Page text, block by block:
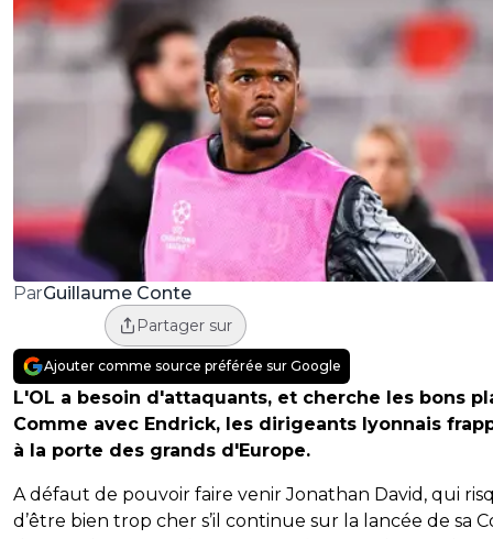
ParGuillaume Conte
Partager sur
Ajouter comme source préférée sur Google
L'OL a besoin d'attaquants, et cherche les bons
Comme avec Endrick, les dirigeants lyonnais
à la porte des grands d'Europe.
A défaut de pouvoir faire venir Jonathan David, qui
d’être bien trop cher s’il continue sur la lancée de sa